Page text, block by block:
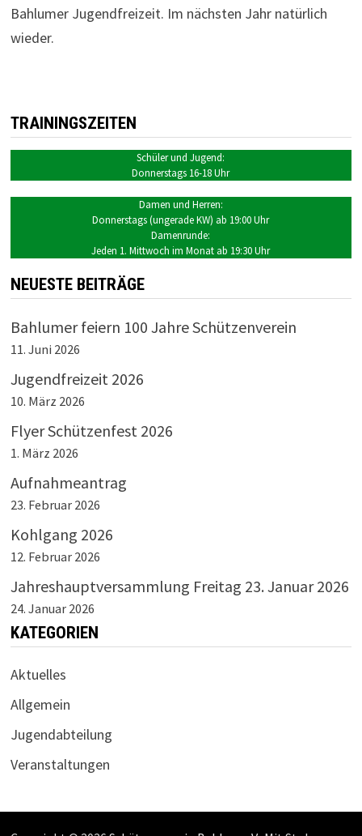
Bahlumer Jugendfreizeit. Im nächsten Jahr natürlich
wieder.
TRAININGSZEITEN
Schüler und Jugend:
Donnerstags 16-18 Uhr
Damen und Herren:
Donnerstags (ungerade KW) ab 19:00 Uhr
Damenrunde:
Jeden 1. Mittwoch im Monat ab 19:30 Uhr
NEUESTE BEITRÄGE
Bahlumer feiern 100 Jahre Schützenverein
11. Juni 2026
Jugendfreizeit 2026
10. März 2026
Flyer Schützenfest 2026
1. März 2026
Aufnahmeantrag
23. Februar 2026
Kohlgang 2026
12. Februar 2026
Jahreshauptversammlung Freitag 23. Januar 2026
24. Januar 2026
KATEGORIEN
Aktuelles
Allgemein
Jugendabteilung
Veranstaltungen